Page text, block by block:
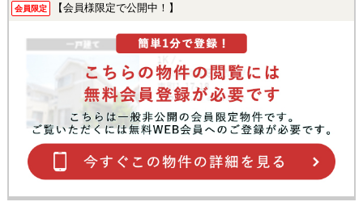
会員限定 【会員様限定で公開中！】